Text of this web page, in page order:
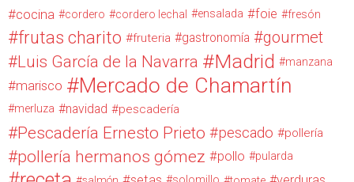
cocina cordero cordero lechal ensalada foie fresón
frutas charito fruteria gastronomía gourmet
Luis García de la Navarra Madrid manzana
marisco Mercado de Chamartín
merluza navidad pescadería
Pescadería Ernesto Prieto pescado pollería
pollería hermanos gómez pollo pularda